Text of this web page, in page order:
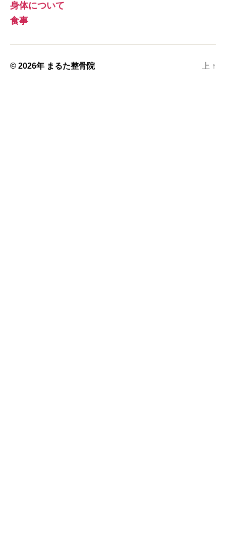
身体について
食事
© 2026年 まるた整骨院 上 ↑